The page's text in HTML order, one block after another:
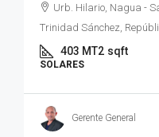
Urb. Hilario, Nagua -
Trinidad Sánchez,
403 MT2 sqft
SOLARES
Gerente General